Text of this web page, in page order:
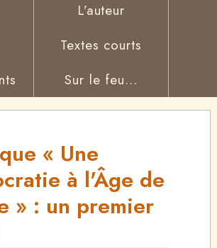
L’auteur
Textes courts
Sur le feu...
« Une
à l'Âge de
» : un premier